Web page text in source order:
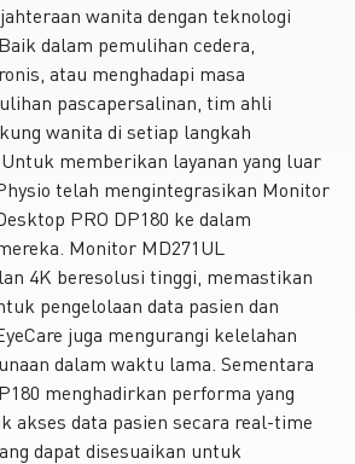
wanita dengan teknologi
dalam pemulihan cedera,
atau menghadapi masa
pascapersalinan, tim ahli
wanita di setiap langkah
memberikan layanan yang luar
telah mengintegrasikan Monitor
PRO DP180 ke dalam
Monitor MD271UL
4K beresolusi tinggi, memastikan
pengelolaan data pasien dan
juga mengurangi kelelahan
dalam waktu lama. Sementara
menghadirkan performa yang
akses data pasien secara real-time
dapat disesuaikan untuk